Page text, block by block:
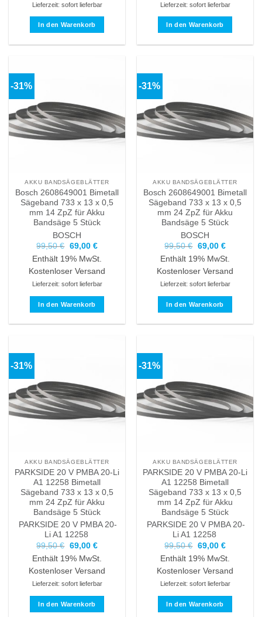
Lieferzeit: sofort lieferbar
In den Warenkorb
Lieferzeit: sofort lieferbar
In den Warenkorb
-31%
AKKU BANDSÄGEBLÄTTER
Bosch 2608649001 Bimetall
Sägeband 733 x 13 x 0,5
mm 14 ZpZ für Akku
Bandsäge 5 Stück
BOSCH
99,50€ Ursprünglicher
war:
99,50 €
69,00 €Aktueller
ist:
69,00 €.
Enthält 19% MwSt.
Kostenloser Versand
Lieferzeit: sofort lieferbar
In den Warenkorb
-31%
AKKU BANDSÄGEBLÄTTER
Bosch 2608649001 Bimetall
Sägeband 733 x 13 x 0,5
mm 24 ZpZ für Akku
Bandsäge 5 Stück
BOSCH
99,50€ Ursprünglicher
war:
99,50 €
69,00 €Aktueller
ist:
69,00 €.
Enthält 19% MwSt.
Kostenloser Versand
Lieferzeit: sofort lieferbar
In den Warenkorb
-31%
AKKU BANDSÄGEBLÄTTER
PARKSIDE 20 V PMBA 20-Li
A1 12258 Bimetall
Sägeband 733 x 13 x 0,5
mm 24 ZpZ für Akku
Bandsäge 5 Stück
PARKSIDE 20 V PMBA 20-
Li A1 12258
99,50€ Ursprünglicher
Preis
war:
99,50 €
69,00 €Aktueller
ist:
69,00 €.
Enthält 19% MwSt.
Kostenloser Versand
Lieferzeit: sofort lieferbar
In den Warenkorb
-31%
AKKU BANDSÄGEBLÄTTER
PARKSIDE 20 V PMBA 20-Li
A1 12258 Bimetall
Sägeband 733 x 13 x 0,5
mm 14 ZpZ für Akku
Bandsäge 5 Stück
PARKSIDE 20 V PMBA 20-
Li A1 12258
99,50€ Ursprünglicher
Preis
war:
99,50 €
69,00 €Aktueller
ist:
69,00 €.
Enthält 19% MwSt.
Kostenloser Versand
Lieferzeit: sofort lieferbar
In den Warenkorb